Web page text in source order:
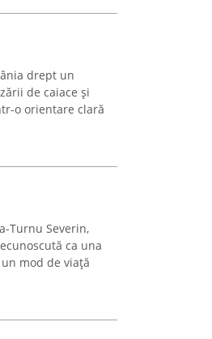
drept un
de caiace și
o orientare clară
Turnu Severin,
ca una
mod de viață